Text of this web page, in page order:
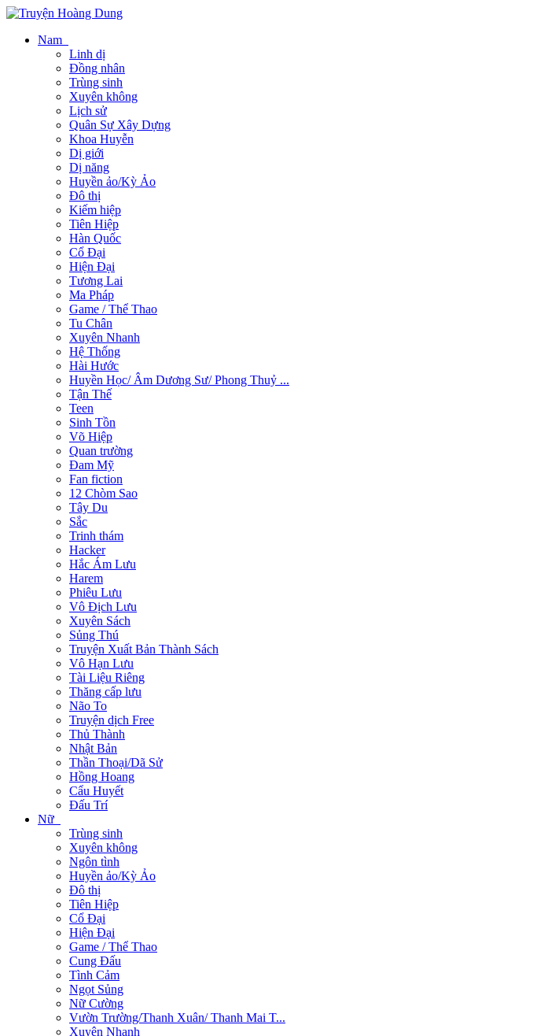
Nam
Linh dị
Đồng nhân
Trùng sinh
Xuyên không
Lịch sử
Quân Sự Xây Dựng
Khoa Huyễn
Dị giới
Dị năng
Huyền ảo/Kỳ Ảo
Đô thị
Kiếm hiệp
Tiên Hiệp
Hàn Quốc
Cổ Đại
Hiện Đại
Tương Lai
Ma Pháp
Game / Thể Thao
Tu Chân
Xuyên Nhanh
Hệ Thống
Hài Hước
Huyền Học/ Âm Dương Sư/ Phong Thuỷ ...
Tận Thế
Teen
Sinh Tồn
Võ Hiệp
Quan trường
Đam Mỹ
Fan fiction
12 Chòm Sao
Tây Du
Sắc
Trinh thám
Hacker
Hắc Ám Lưu
Harem
Phiêu Lưu
Vô Địch Lưu
Xuyên Sách
Sủng Thú
Truyện Xuất Bản Thành Sách
Vô Hạn Lưu
Tài Liệu Riêng
Thăng cấp lưu
Não To
Truyện dịch Free
Thủ Thành
Nhật Bản
Thần Thoại/Dã Sử
Hồng Hoang
Cẩu Huyết
Đấu Trí
Nữ
Trùng sinh
Xuyên không
Ngôn tình
Huyền ảo/Kỳ Ảo
Đô thị
Tiên Hiệp
Cổ Đại
Hiện Đại
Game / Thể Thao
Cung Đấu
Tình Cảm
Ngọt Sủng
Nữ Cường
Vườn Trường/Thanh Xuân/ Thanh Mai T...
Xuyên Nhanh